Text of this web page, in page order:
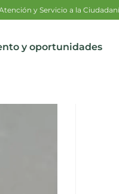
y Servicio a la
y oportunidades